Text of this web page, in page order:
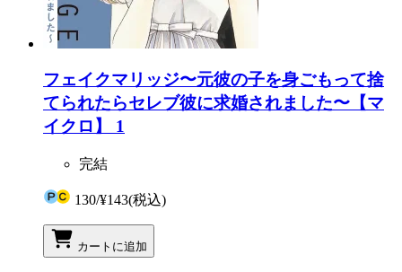
フェイクマリッジ〜元彼の子を身ごもって捨
てられたらセレブ彼に求婚されました〜【マ
イクロ】 1
完結
130/¥143(税込)
カートに追加